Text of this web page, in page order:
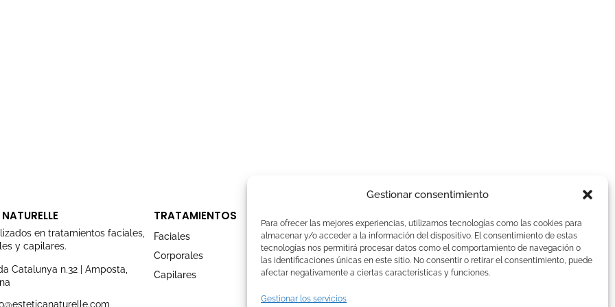
Gestionar consentimiento
Para ofrecer las mejores experiencias, utilizamos tecnologías como las cookies para
almacenar y/o acceder a la información del dispositivo. El consentimiento de estas
tecnologías nos permitirá procesar datos como el comportamiento de navegación o
las identificaciones únicas en este sitio. No consentir o retirar el consentimiento, puede
afectar negativamente a ciertas características y funciones.
Gestionar los servicios
en tratamientos faciales,
y capilares.
Catalunya n.32 | Amposta,
TRATAMIENTOS
Faciales
Corporales
Capilares
Aviso Legal
Politica de Cookies
Política de privacidad